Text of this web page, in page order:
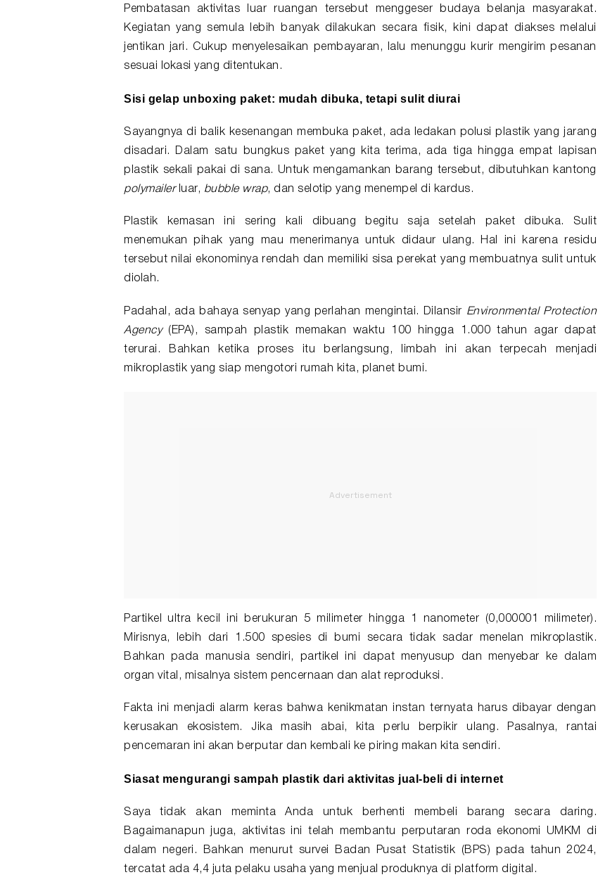
Pembatasan aktivitas luar ruangan tersebut menggeser budaya belanja masyarakat.
Kegiatan yang semula lebih banyak dilakukan secara fisik, kini dapat diakses melalui
jentikan jari. Cukup menyelesaikan pembayaran, lalu menunggu kurir mengirim pesanan
sesuai lokasi yang ditentukan.
Sisi gelap unboxing paket: mudah dibuka, tetapi sulit diurai
Sayangnya di balik kesenangan membuka paket, ada ledakan polusi plastik yang jarang
disadari. Dalam satu bungkus paket yang kita terima, ada tiga hingga empat lapisan
plastik sekali pakai di sana. Untuk mengamankan barang tersebut, dibutuhkan kantong
polymailerluar, bubble wrap, dan selotip yang menempel di kardus.
Plastik kemasan ini sering kali dibuang begitu saja setelah paket dibuka. Sulit
menemukan pihak yang mau menerimanya untuk didaur ulang. Hal ini karena residu
tersebut nilai ekonominya rendah dan memiliki sisa perekat yang membuatnya sulit untuk
diolah.
Padahal, ada bahaya senyap yang perlahan mengintai. Dilansir Environmental Protection
Agency(EPA), sampah plastik memakan waktu 100 hingga 1.000 tahun agar dapat
terurai. Bahkan ketika proses itu berlangsung, limbah ini akan terpecah menjadi
mikroplastik yang siap mengotori rumah kita, planet bumi.
Partikel ultra kecil ini berukuran 5 milimeter hingga 1 nanometer (0,000001 milimeter).
Mirisnya, lebih dari 1.500 spesies di bumi secara tidak sadar menelan mikroplastik.
Bahkan pada manusia sendiri, partikel ini dapat menyusup dan menyebar ke dalam
organ vital, misalnya sistem pencernaan dan alat reproduksi.
Fakta ini menjadi alarm keras bahwa kenikmatan instan ternyata harus dibayar dengan
kerusakan ekosistem. Jika masih abai, kita perlu berpikir ulang. Pasalnya, rantai
pencemaran ini akan berputar dan kembali ke piring makan kita sendiri.
Siasat mengurangi sampah plastik dari aktivitas jual-beli di internet
Saya tidak akan meminta Anda untuk berhenti membeli barang secara daring.
Bagaimanapun juga, aktivitas ini telah membantu perputaran roda ekonomi UMKM di
dalam negeri. Bahkan menurut survei Badan Pusat Statistik (BPS) pada tahun 2024,
tercatat ada 4,4 juta pelaku usaha yang menjual produknya di platform digital.